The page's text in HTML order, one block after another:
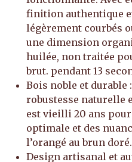
finition authentique
légèrement courbés
une dimension
huilée, non traitée
brut. pendant 13
Bois noble et durable
robustesse naturelle
est vieilli 20 ans
optimale et des
l’orangé au brun doré.
Design artisanal et